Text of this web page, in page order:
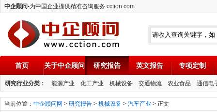
中企顾问-为中国企业提供精准咨询服务 cction.com
中企顾问
首页 关于中企顾问 研究报告 英文报告 专项定制
研究行业分类： 能源产业 化工产业 机械设备 交通物流 农业食品 通信电
当前位置： 中企顾问网 > 研究报告 > 机械设备 > 汽车产业 > 正文